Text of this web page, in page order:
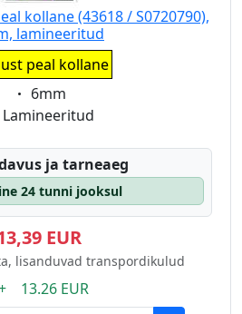
kollane (43618 / S0720790),
lamineeritud
peal kollane
Eigenschaft:
6mm
Lamineeritud
ja tarneaeg
24 tunni jooksul
EUR
lisanduvad transpordikulud
13.26 EUR